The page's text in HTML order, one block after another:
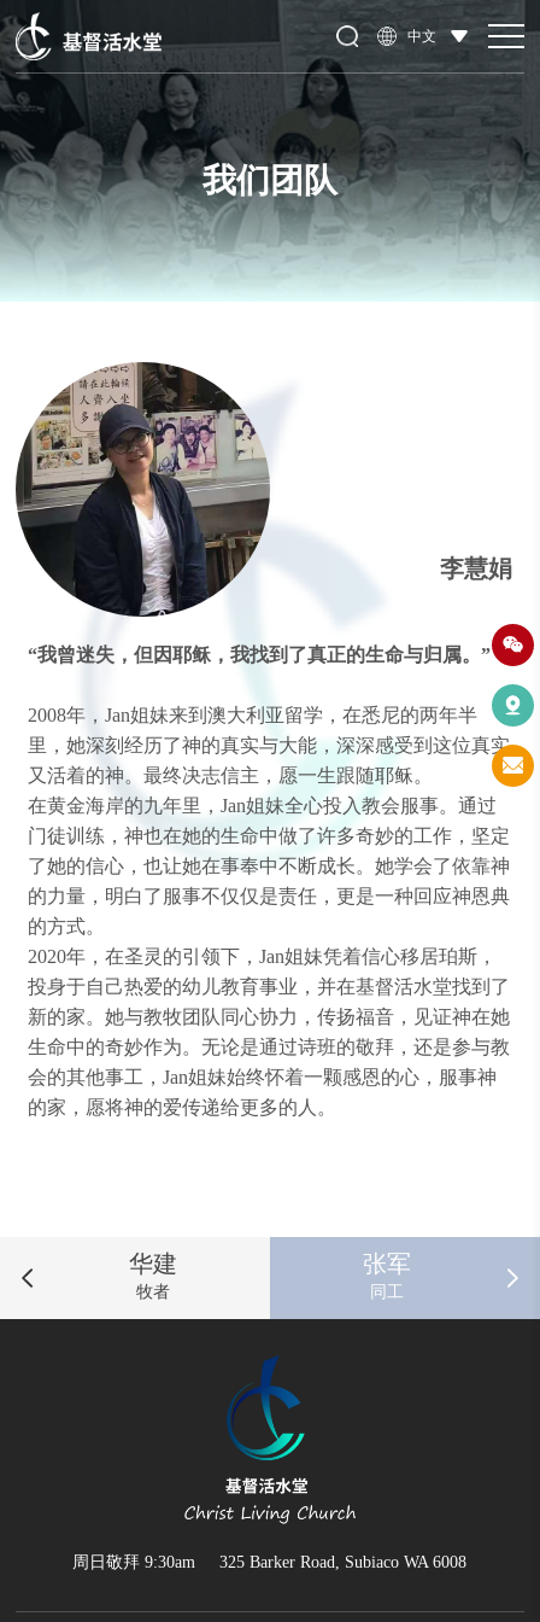
中文
我们团队
李慧娟
“我曾迷失，但因耶稣，我找到了真正的生命与归属。”
2008年，Jan姐妹来到澳大利亚留学，在悉尼的两年半
里，她深刻经历了神的真实与大能，深深感受到这位真实
又活着的神。最终决志信主，愿一生跟随耶稣。
在黄金海岸的九年里，Jan姐妹全心投入教会服事。通过
门徒训练，神也在她的生命中做了许多奇妙的工作，坚定
了她的信心，也让她在事奉中不断成长。她学会了依靠神
的力量，明白了服事不仅仅是责任，更是一种回应神恩典
的方式。
2020年，在圣灵的引领下，Jan姐妹凭着信心移居珀斯，
投身于自己热爱的幼儿教育事业，并在基督活水堂找到了
新的家。她与教牧团队同心协力，传扬福音，见证神在她
生命中的奇妙作为。无论是通过诗班的敬拜，还是参与教
会的其他事工，Jan姐妹始终怀着一颗感恩的心，服事神
的家，愿将神的爱传递给更多的人。
华建
牧者
张军
同工
周日敬拜 9:30am 325 Barker Road, Subiaco WA 6008